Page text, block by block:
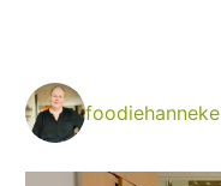
foodiehanneke